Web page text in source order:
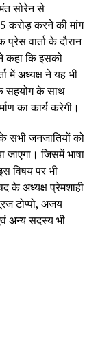
सोरेन से
करोड़ करने की मांग
वार्ता के दौरान
कहा कि इसको
में अध्यक्ष ने यह भी
सहयोग के साथ-
का कार्य करेगी।
सभी जनजातियों को
जिसमें भाषा
विषय पर भी
के अध्यक्ष प्रेमशाही
टोप्पो, अजय
अन्य सदस्य भी